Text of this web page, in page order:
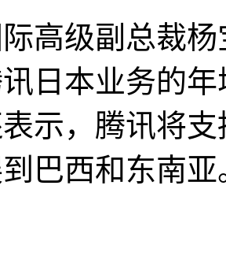
高级副总裁
日本业务的
示，腾讯将
巴西和东南亚